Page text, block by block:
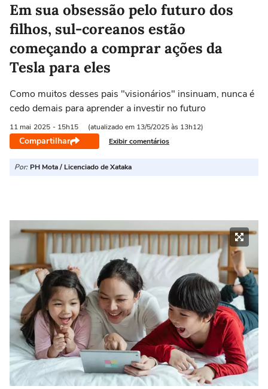
Em sua obsessão pelo futuro dos
filhos, sul-coreanos estão
começando a comprar ações da
Tesla para eles
Como muitos desses pais "visionários" insinuam, nunca é
cedo demais para aprender a investir no futuro
11 mai 2025 - 15h15 (atualizado em 13/5/2025 às 13h12)
Compartilhar Exibir comentários
Por: PH Mota / Licenciado de Xataka